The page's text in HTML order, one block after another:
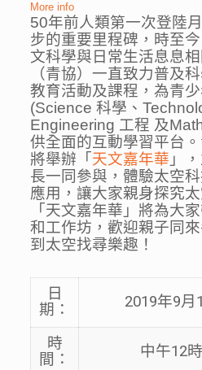
More info
50年前人類第一次登陸
步的重要里程碑，時至
文科學與日常生活息息
（青協）一直致力普及
教育活動及課程，為青
(Science 科學、
Engineering 工程 及
供全面的互動學習平台
將舉辦「 天文嘉年華 」
長一同參與，體驗太空
應用，讓大家親身探究
「天文嘉年華」將為大
和工作坊，歡迎親子同
到太空找尋樂趣！
日
期：
2019年9月
時
間：
中午12